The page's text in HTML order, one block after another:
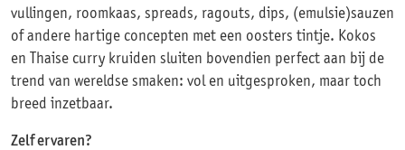
vullingen, roomkaas, spreads, ragouts, dips, (emulsie)sauzen
of andere hartige concepten met een oosters tintje. Kokos
en Thaise curry kruiden sluiten bovendien perfect aan bij de
trend van wereldse smaken: vol en uitgesproken, maar toch
breed inzetbaar.
Zelf ervaren?